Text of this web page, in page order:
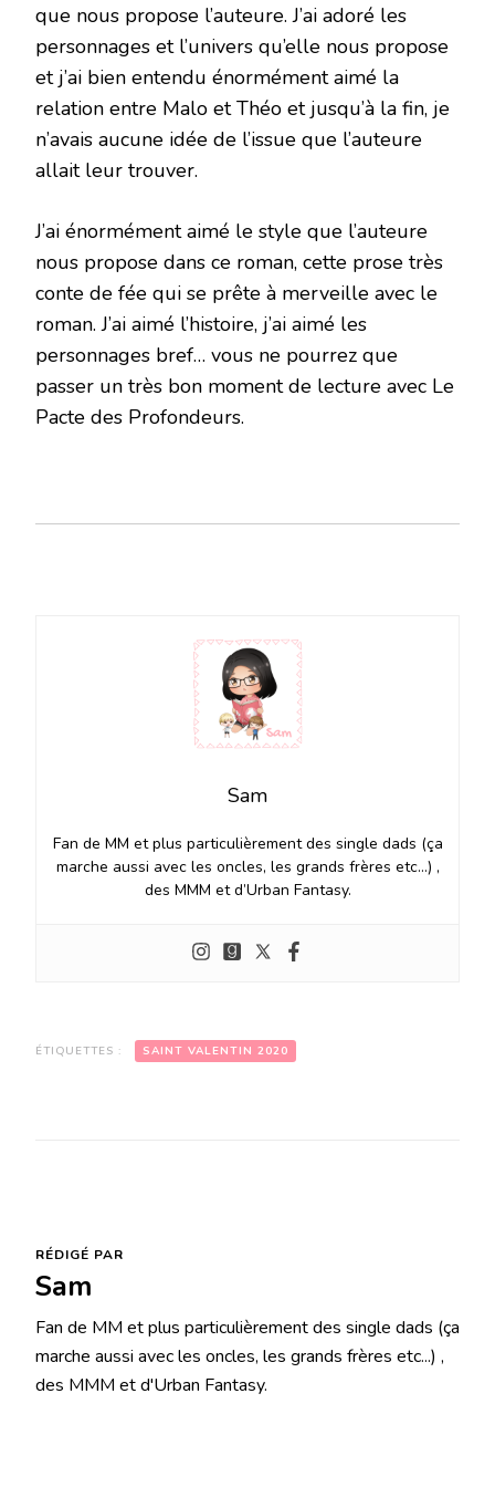
que nous propose l’auteure. J’ai adoré les
personnages et l’univers qu’elle nous propose
et j’ai bien entendu énormément aimé la
relation entre Malo et Théo et jusqu’à la fin, je
n’avais aucune idée de l’issue que l’auteure
allait leur trouver.
J’ai énormément aimé le style que l’auteure
nous propose dans ce roman, cette prose très
conte de fée qui se prête à merveille avec le
roman. J’ai aimé l’histoire, j’ai aimé les
personnages bref… vous ne pourrez que
passer un très bon moment de lecture avec Le
Pacte des Profondeurs.
Sam
Fan de MM et plus particulièrement des single dads (ça
marche aussi avec les oncles, les grands frères etc…) ,
des MMM et d’Urban Fantasy.
ÉTIQUETTES : SAINT VALENTIN 2020
RÉDIGÉ PAR
Sam
Fan de MM et plus particulièrement des single dads (ça
marche aussi avec les oncles, les grands frères etc...) ,
des MMM et d'Urban Fantasy.